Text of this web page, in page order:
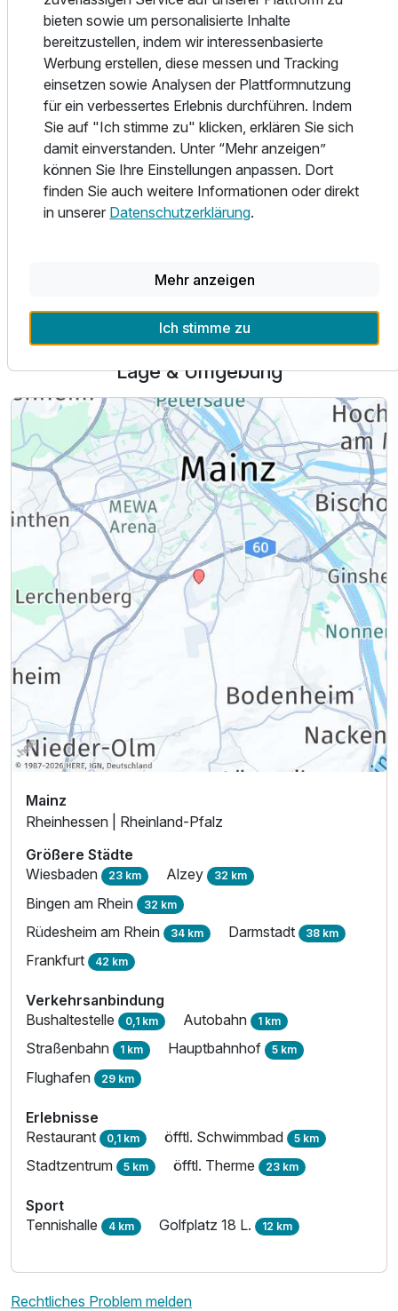
ruhige Lage schätzen. Mit seinem vielfältigen Angebot an
Zimmern und Tagungsräumen sowie der Nähe zu
wichtigen Verkehrsknotenpunkten bietet es alles für einen
gelungenen Aufenthalt in der Rhein-Main-Region.
Das Hotel verfügt über 50 klimatisierte Zimmer, die modern
und komfortabel eingerichtet sind. Alle Zimmer bieten eine
entspannte und ruhige Atmosphäre, ideal für einen
erholsamen Aufenthalt.
Lage & Umgebung
Mainz
Rheinhessen | Rheinland-Pfalz
Größere Städte
Wiesbaden 23 km Alzey 32 km
Bingen am Rhein 32 km
Rüdesheim am Rhein 34 km Darmstadt 38 km
Frankfurt 42 km
Verkehrsanbindung
Bushaltestelle 0,1 km Autobahn 1 km
Straßenbahn 1 km Hauptbahnhof 5 km
Flughafen 29 km
Erlebnisse
Restaurant 0,1 km öfftl. Schwimmbad 5 km
Stadtzentrum 5 km öfftl. Therme 23 km
Sport
Tennishalle 4 km Golfplatz 18 L. 12 km
Rechtliches Problem melden
bieten sowie um personalisierte Inhalte
bereitzustellen, indem wir interessenbasierte
Werbung erstellen, diese messen und Tracking
einsetzen sowie Analysen der Plattformnutzung
für ein verbessertes Erlebnis durchführen. Indem
Sie auf "Ich stimme zu" klicken, erklären Sie sich
damit einverstanden. Unter “Mehr anzeigen”
können Sie Ihre Einstellungen anpassen. Dort
finden Sie auch weitere Informationen oder direkt
in unserer Datenschutzerklärung.
Mehr anzeigen
Ich stimme zu